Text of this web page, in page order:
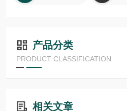
产品分类
PRODUCT CLASSIFICATION
相关文章